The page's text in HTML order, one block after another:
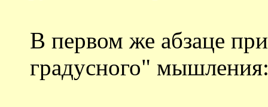
В первом же абзаце
градусного"